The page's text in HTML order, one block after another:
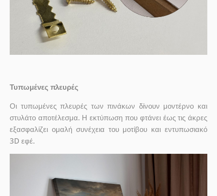
Τυπωμένες πλευρές
Οι τυπωμένες πλευρές των πινάκων δίνουν μοντέρνο και
στυλάτο αποτέλεσμα. Η εκτύπωση που φτάνει έως τις άκρες
εξασφαλίζει ομαλή συνέχεια του μοτίβου και εντυπωσιακό
3D εφέ.